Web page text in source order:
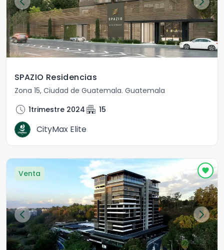
SPAZIO Residencias
Zona 15, Ciudad de Guatemala. Guatemala
schedule 1trimestre 2024 apartment 15
CityMax Elite
Venta